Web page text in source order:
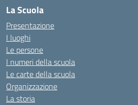
La Scuola
Presentazione
I luoghi
Le persone
I numeri della scuola
Le carte della scuola
Organizzazione
La storia